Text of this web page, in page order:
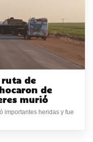
ruta de
de
murió
importantes heridas y fue